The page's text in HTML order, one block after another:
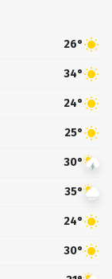
26°
34°
24°
25°
30°
35°
24°
30°